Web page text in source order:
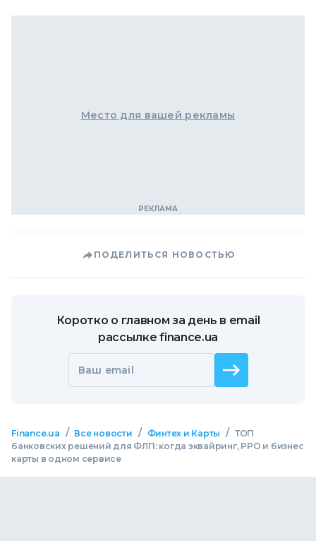
Место для вашей рекламы
ПОДЕЛИТЬСЯ НОВОСТЬЮ
Коротко о главном за день в email
рассылке finance.ua
Ваш email
Finance.ua / Все новости / Финтех и Карты / ТОП
банковских решений для ФЛП: когда эквайринг, РРО и бизнес
карты в одном сервисе